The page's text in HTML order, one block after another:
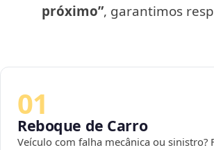
próximo”, garantimos
01
Reboque de Carro
Veículo com falha mecânica ou sinistro?